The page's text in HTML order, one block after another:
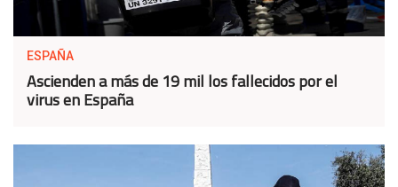
ESPAÑA
Ascienden a más de 19 mil los fallecidos por el
virus en España